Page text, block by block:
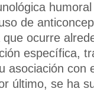
de
ocurre
específica,
asociación con
último, se ha